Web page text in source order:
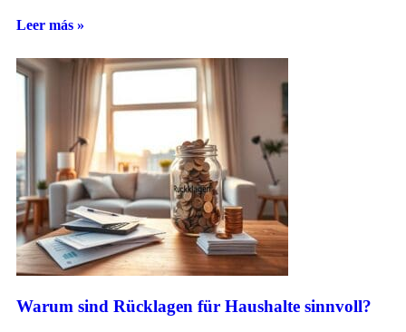
Leer más »
Warum sind Rücklagen für Haushalte sinnvoll?